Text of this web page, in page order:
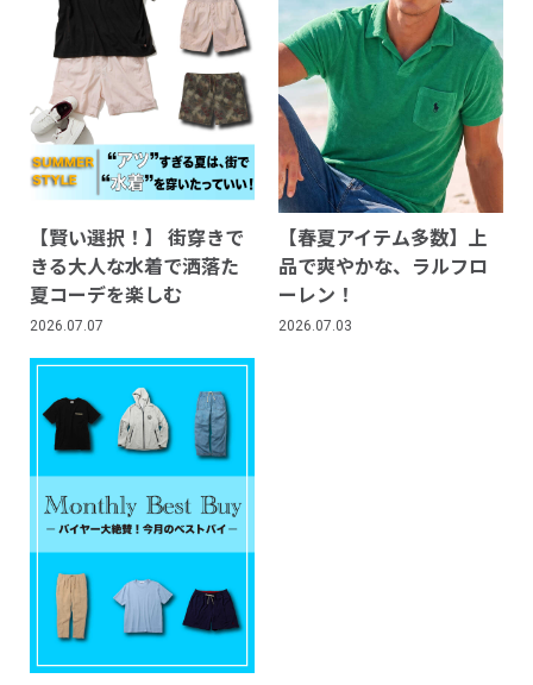
【賢い選択！】 街穿きで
きる大人な水着で洒落た
夏コーデを楽しむ
2026.07.07
【春夏アイテム多数】上
品で爽やかな、ラルフロ
ーレン！
2026.07.03